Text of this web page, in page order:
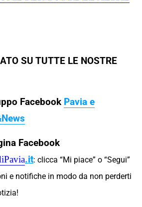
SU TUTTE LE NOSTRE
Facebook Pavia e
Facebook
.it: clicca “Mi piace” o “Segui”
e notifiche in modo da non perderti